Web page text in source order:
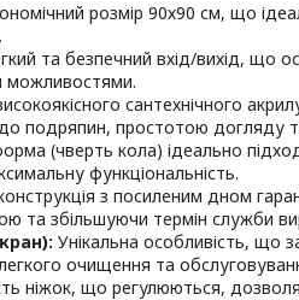
розмір 90х90 см, що
та безпечний вхід/вихід, що
можливостями.
сантехнічного
подряпин, простотою догляду
(чверть кола) ідеально
функціональність.
з посиленим дном
та збільшуючи термін служби
Унікальна особливість, що
очищення та
ніжок, що регулюються,